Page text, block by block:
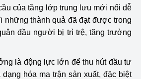
của tầng lớp trung lưu mới nổi dễ
những thành quả đã đạt được trong
đầu người bị trì trệ, tăng trưởng
là động lực lớn để thu hút đầu tư
hóa ma trận sản xuất, đặc biệt